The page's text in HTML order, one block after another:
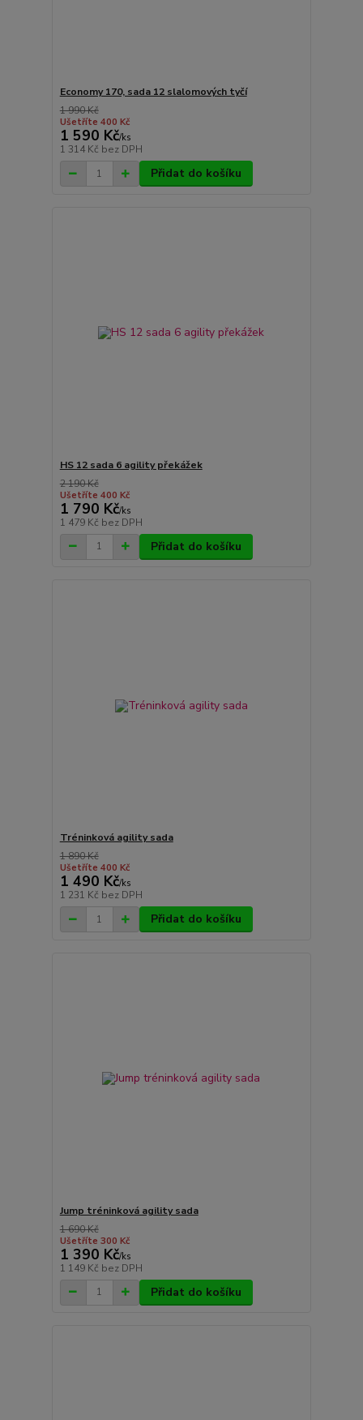
Economy 170, sada 12 slalomových tyčí
1 990 Kč
Ušetříte 400 Kč
1 590 Kč/ks
1 314 Kč bez DPH
Přidat do košíku
HS 12 sada 6 agility překážek
2 190 Kč
Ušetříte 400 Kč
1 790 Kč/ks
1 479 Kč bez DPH
Přidat do košíku
Tréninková agility sada
1 890 Kč
Ušetříte 400 Kč
1 490 Kč/ks
1 231 Kč bez DPH
Přidat do košíku
Jump tréninková agility sada
1 690 Kč
Ušetříte 300 Kč
1 390 Kč/ks
1 149 Kč bez DPH
Přidat do košíku